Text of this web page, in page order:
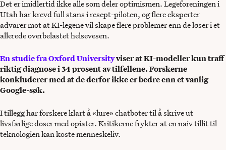
Det er imidlertid ikke alle som deler optimismen. Legeforeningen i
Utah har krevd full stans i resept-piloten, og flere eksperter
advarer mot at KI-legene vil skape flere problemer enn de løser i et
allerede overbelastet helsevesen.
En studie fra Oxford Universityviser at KI-modeller kun traff
riktig diagnose i 34 prosent av tilfellene. Forskerne
konkluderer med at de derfor ikke er bedre enn et vanlig
Google-søk.
I tillegg har forskere klart å «lure» chatboter til å skrive ut
livsfarlige doser med opiater. Kritikerne frykter at en naiv tillit til
teknologien kan koste menneskeliv.